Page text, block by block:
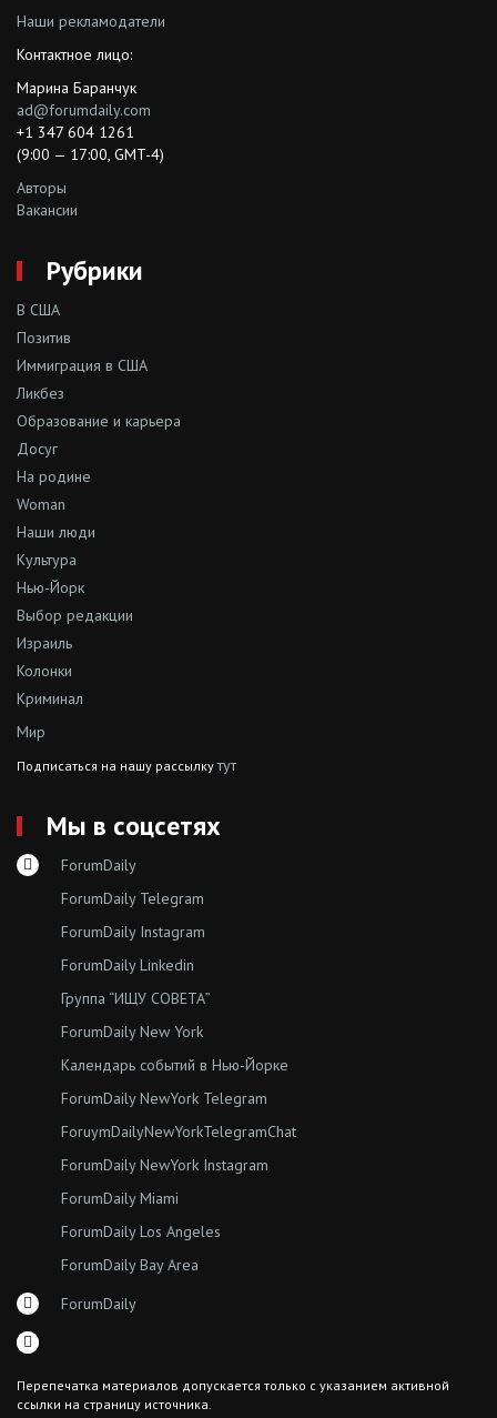
Наши рекламодатели
Контактное лицо:
Марина Баранчук
ad@forumdaily.com
+1 347 604 1261
(9:00 — 17:00, GMT-4)
Авторы
Вакансии
Рубрики
В США
Позитив
Иммиграция в США
Ликбез
Образование и карьера
Досуг
На родине
Woman
Наши люди
Культура
Нью-Йорк
Выбор редакции
Израиль
Колонки
Криминал
Мир
Подписаться на нашу рассылкутут
Мы в соцсетях
ForumDaily
ForumDaily Telegram
ForumDaily Instagram
ForumDaily Linkedin
Группа “ИЩУ СОВЕТА”
ForumDaily New York
Календарь событий в Нью-Йорке
ForumDaily NewYork Telegram
ForuymDailyNewYorkTelegramChat
ForumDaily NewYork Instagram
ForumDaily Miami
ForumDaily Los Angeles
ForumDaily Bay Area
ForumDaily
Перепечатка материалов допускается только с указанием активной
ссылки на страницу источника.